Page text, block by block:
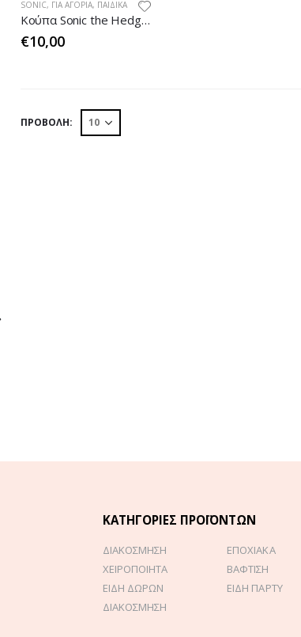
SONIC, ΓΙΑ ΑΓΌΡΙΑ, ΠΑΙΔΙΚΆ
Κούπα Sonic the Hedgehog
€10,00
ΠΡΟΒΟΛΉ:
ΚΑΤΗΓΟΡΊΕΣ ΠΡΟΪΌΝΤΩΝ
ΔΙΑΚΟΣΜΗΣΗ
ΧΕΙΡΟΠΟΙΗΤΑ
ΕΙΔΗ ΔΩΡΩΝ
ΔΙΑΚΟΣΜΗΣΗ
ΕΠΟΧΙΑΚΑ
ΒΑΦΤΙΣΗ
ΕΙΔΗ ΠΑΡΤΥ